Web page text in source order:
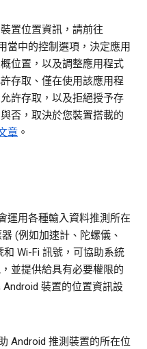
置位置資訊，請前往
當中的控制選項，決定應用
位置，以及調整應用程式
存取、僅在使用該應用程
許存取，以及拒絕授予存
否，取決於您裝置搭載的
章 。
運用各種輸入資料推測所在
(例如加速計、陀螺儀、
Wi-Fi 訊號，可協助系統
並提供給具有必要權限的
裝置的位置資訊設
Android 推測裝置的所在位